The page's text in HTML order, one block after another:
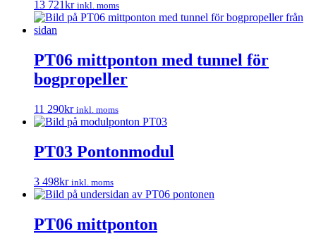
13 721kr inkl. moms
PT06 mittponton med tunnel för
bogpropeller
11 290kr inkl. moms
PT03 Pontonmodul
3 498kr inkl. moms
PT06 mittponton